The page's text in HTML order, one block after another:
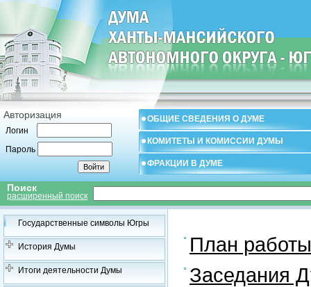
Авторизация
Логин
Пароль
ОБЩИЕ СВЕДЕНИЯ О ДУМЕ
КОМИТЕТЫ И КОМИССИИ ДУМЫ
ФРАКЦИИ В ДУМЕ
Поиск
расширенный поиск
Государственные символы Югры
История Думы
Итоги деятельности Думы
План
Заседания